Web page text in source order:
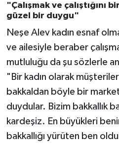
"Çalışmak ve çalıştığını
güzel bir duygu"
Neşe Alev kadın esnaf
ve ailesiyle beraber
mutluluğu da şu sözlerle
"Bir kadın olarak
bakkaldan böyle bir
duydular. Bizim bakkallık
kardeşiz. En büyükleri
bakkallığı yürüten ben